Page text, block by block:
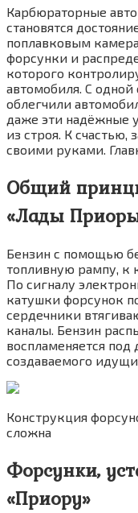
Карбюраторные
становятся
поплавковым
форсунки и
которого
автомобиля. С
облегчили
даже эти надёжные
из строя. К
своими руками.
Общий
«Лады
Бензин с помощью
топливную рампу, к
По сигналу
катушки форсунок
сердечники
каналы. Бензин
воспламеняется под
создаваемого
Конструкция
сложна
Форсунки,
«Приору»